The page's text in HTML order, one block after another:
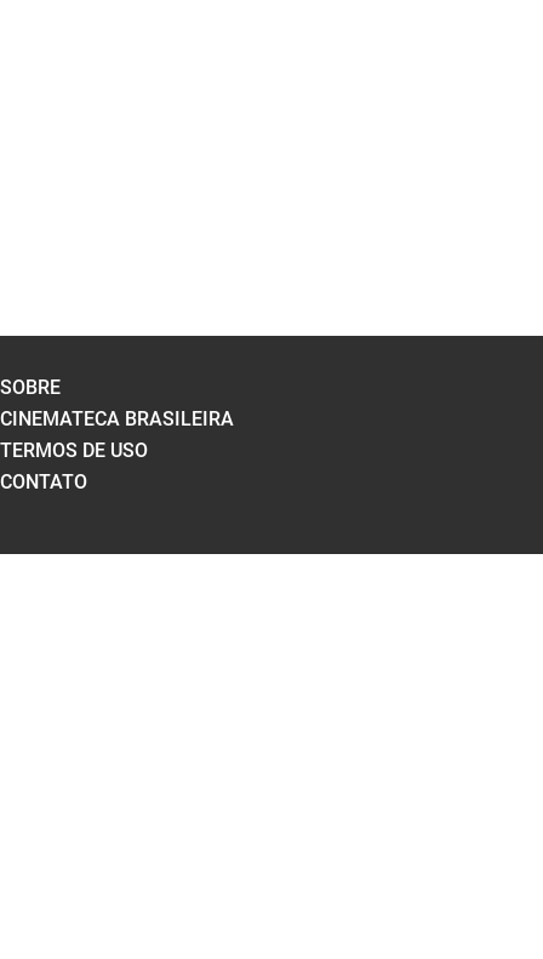
SOBRE
CINEMATECA BRASILEIRA
TERMOS DE USO
CONTATO